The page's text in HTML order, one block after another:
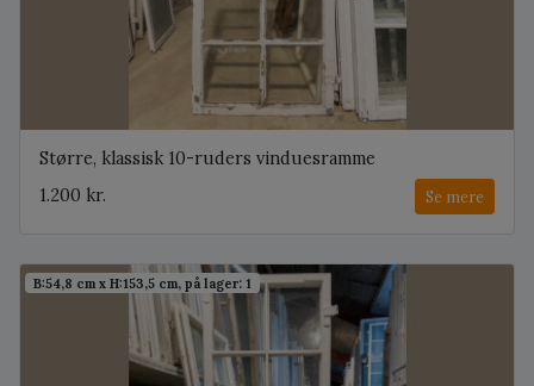
Større, klassisk 10-ruders vinduesramme
1.200 kr.
Se mere
B:54,8 cm x H:153,5 cm, på lager: 1